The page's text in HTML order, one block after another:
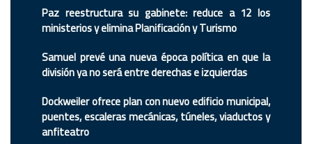
Paz reestructura su gabinete: reduce a 12 los
ministerios y elimina Planificación y Turismo
Samuel prevé una nueva época política en que la
división ya no será entre derechas e izquierdas
Dockweiler ofrece plan con nuevo edificio municipal,
puentes, escaleras mecánicas, túneles, viaductos y
anfiteatro